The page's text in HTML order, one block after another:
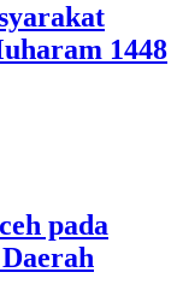
1448
pada